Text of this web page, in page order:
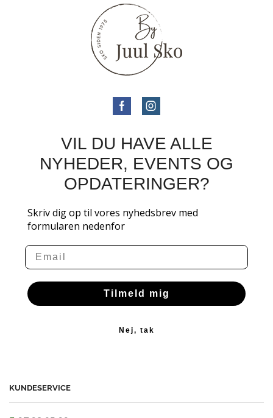
VIL DU HAVE ALLE
NYHEDER, EVENTS OG
OPDATERINGER?
Skriv dig op til vores nyhedsbrev med
formularen nedenfor
Email
Tilmeld mig
Nej, tak
KUNDESERVICE